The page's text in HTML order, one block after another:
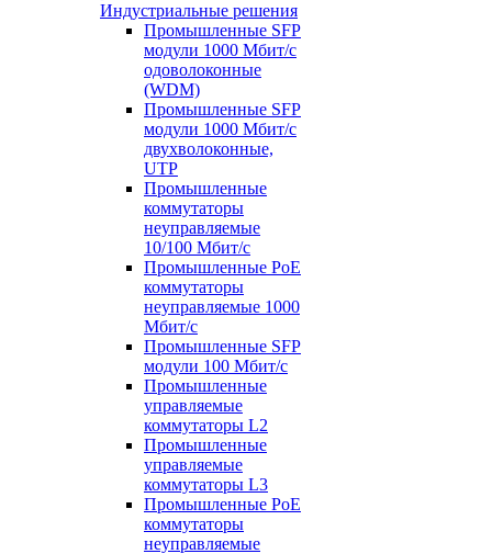
Индустриальные решения
Промышленные SFP
модули 1000 Мбит/c
одоволоконные
(WDM)
Промышленные SFP
модули 1000 Мбит/c
двухволоконные,
UTP
Промышленные
коммутаторы
неуправляемые
10/100 Мбит/с
Промышленные PoE
коммутаторы
неуправляемые 1000
Мбит/с
Промышленные SFP
модули 100 Мбит/c
Промышленные
управляемые
коммутаторы L2
Промышленные
управляемые
коммутаторы L3
Промышленные PoE
коммутаторы
неуправляемые